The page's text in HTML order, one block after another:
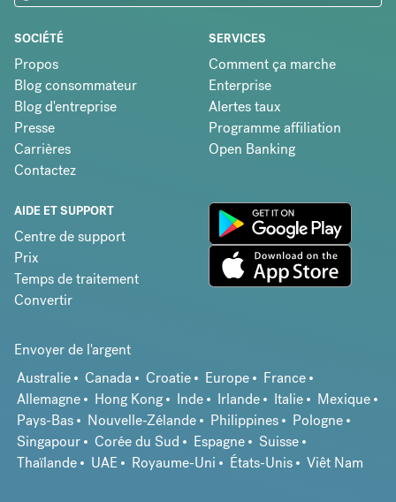
SOCIÉTÉ
Propos
Blog consommateur
Blog d'entreprise
Presse
Carrières
Contactez
SERVICES
Comment ça marche
Enterprise
Alertes taux
Programme affiliation
Open Banking
AIDE ET SUPPORT
Centre de support
Prix
Temps de traitement
Convertir
Envoyer de l'argent
Australie
Canada Croatie Europe
France
Allemagne
Hong Kong Inde Irlande Italie
Mexique
Pays-Bas
Nouvelle-Zélande Philippines
Pologne
Singapour
Corée du Sud Espagne
Suisse
Thaïlande
UAE Royaume-Uni États-Unis Viêt Nam